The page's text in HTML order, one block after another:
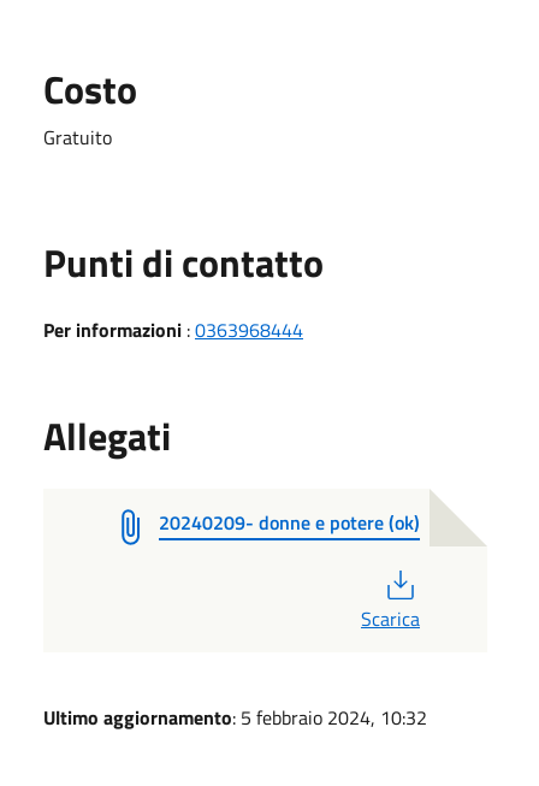
Costo
Gratuito
Punti di contatto
Per informazioni :0363968444
Allegati
20240209- donne e potere (ok)
Scarica
Ultimo aggiornamento: 5 febbraio 2024, 10:32